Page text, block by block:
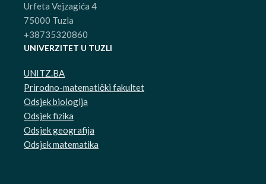
Urfeta Vejzagića 4
75000 Tuzla
+38735320860
UNIVERZITET U TUZLI
UNITZ.BA
Prirodno-matematički fakultet
Odsjek biologija
Odsjek fizika
Odsjek geografija
Odsjek matematika